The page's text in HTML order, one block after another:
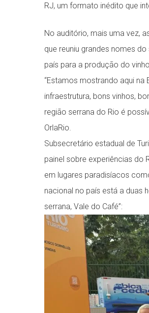
RJ, um formato inédito que
No auditório, mais uma vez,
que reuniu grandes nomes
país para a produção do
“Estamos mostrando aqui
infraestrutura, bons vinhos,
região serrana do Rio é
OrlaRio.
Subsecretário estadual de
painel sobre experiências do
em lugares paradisíacos
nacional no país está a duas
serrana, Vale do Café”: